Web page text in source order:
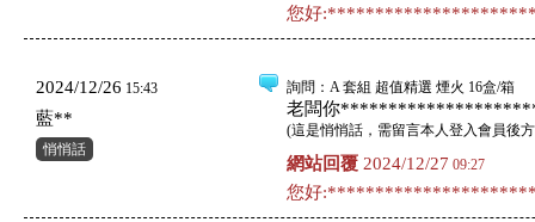
您好
2024/12/26 15:43
藍**
悄悄話
詢問 ：A 套組 超值精選 煙火 16盒/箱
老闆你
(這是悄悄話，需留言本人登入會員後
網站回覆 2024/12/27 09:27
您好